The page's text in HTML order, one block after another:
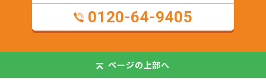
0120-64-9405
ページの上部へ